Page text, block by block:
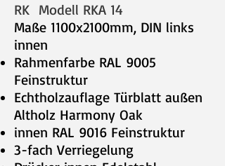
RK Modell RKA 14
Maße 1100x2100mm, DIN links
innen
Rahmenfarbe RAL 9005
Feinstruktur
Echtholzauflage Türblatt außen
Altholz Harmony Oak
innen RAL 9016 Feinstruktur
3-fach Verriegelung